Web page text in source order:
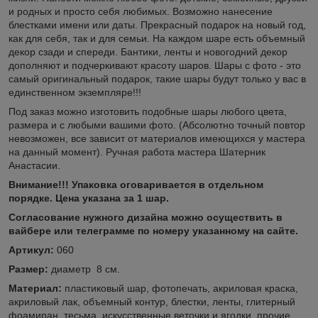
и родных и просто себя любимых. Возможно нанесение
блестками имени или даты. Прекрасный подарок на новый год,
как для себя, так и для семьи. На каждом шаре есть объемный
декор сзади и спереди. Бантики, ленты и новогодний декор
дополняют и подчеркивают красоту шаров. Шары с фото - это
самый оригинальный подарок, такие шары будут только у вас в
единственном экземпляре!!!
Под заказ можно изготовить подобные шары любого цвета,
размера и с любыми вашими фото. (Абсолютно точный повтор
невозможен, все зависит от материалов имеющихся у мастера
на данный момент). Ручная работа мастера Шатерник
Анастасии.
Внимание!!! Упаковка оговаривается в отдельном
порядке. Цена указана за 1 шар.
Согласование нужного дизайна можно осуществить в
вайбере или телеграмме по номеру указанному на сайте.
Артикул: 060
Размер: диаметр 8 см.
Материал: пластиковый шар, фотопечать, акриловая краска,
акриловый лак, объемный контур, блестки, ленты, глитерный
фоамиран, тесьма, искусственные веточки и ягодки, прочие